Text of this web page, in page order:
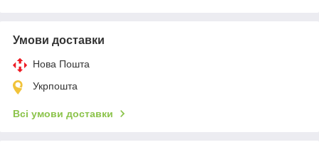
Умови доставки
Нова Пошта
Укрпошта
Всі умови доставки